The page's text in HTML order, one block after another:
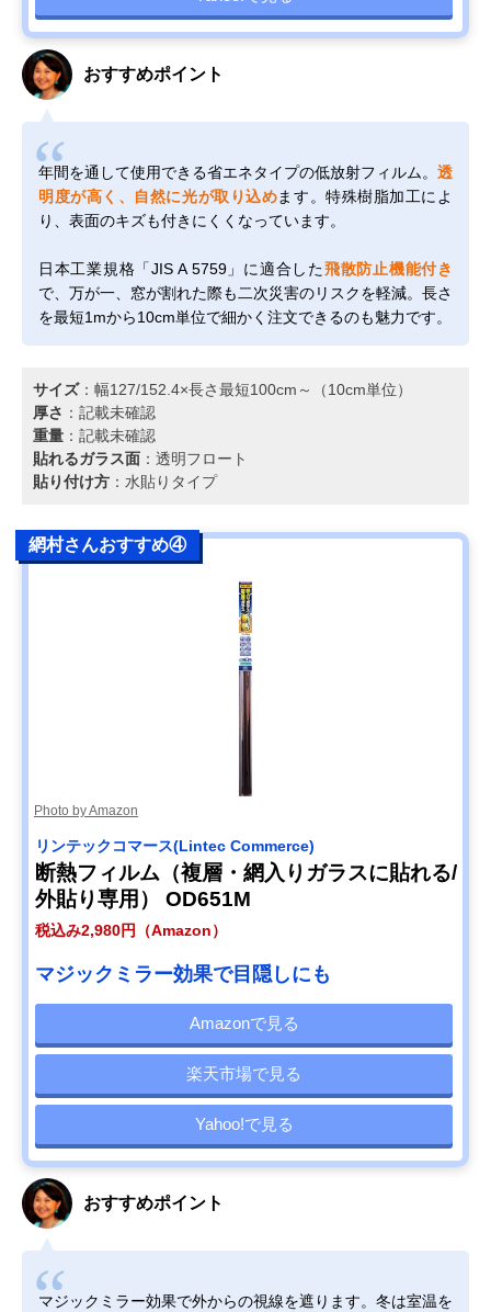
おすすめポイント
年間を通して使用できる省エネタイプの低放射フィルム。 透
明度が高く、自然に光が取り込めます。特殊樹脂加工によ
り、表面のキズも付きにくくなっています。
日本工業規格「JIS A 5759」に適合した飛散防止機能付き
で、万が一、窓が割れた際も二次災害のリスクを軽減。長さ
を最短1mから10cm単位で細かく注文できるのも魅力です。
サイズ：幅127/152.4×長さ最短100cm～（10cm単位）
厚さ ：記載未確認
重量 ：記載未確認
貼れるガラス面 ：透明フロート
貼り付け方 ：水貼りタイプ
網村さんおすすめ④
Photo by Amazon
リンテックコマース(Lintec Commerce)
断熱フィルム（複層・網入りガラスに貼れる/
外貼り専用） OD651M
税込み2,980円（Amazon）
マジックミラー効果で目隠しにも
Amazonで見る
楽天市場で見る
Yahoo!で見る
おすすめポイント
マジックミラー効果で外からの視線を遮ります。冬は室温を